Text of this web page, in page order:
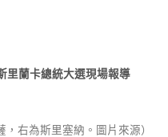
蘭卡總統大選現場報導
，右為斯里塞納。圖片來源）